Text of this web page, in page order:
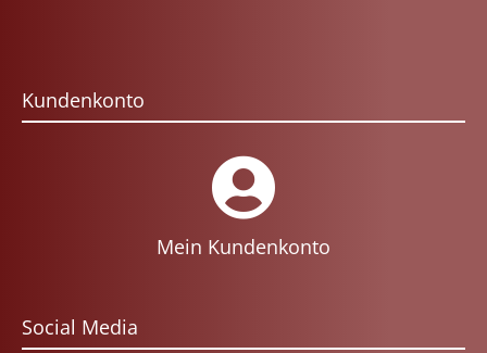
Kundenkonto
Mein Kundenkonto
Social Media